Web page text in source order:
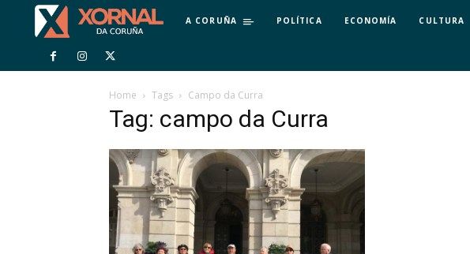
A CORUÑA POLÍTICA ECONOMÍA CULTURA
Home Tags Campo da Curra
Tag: campo da Curra